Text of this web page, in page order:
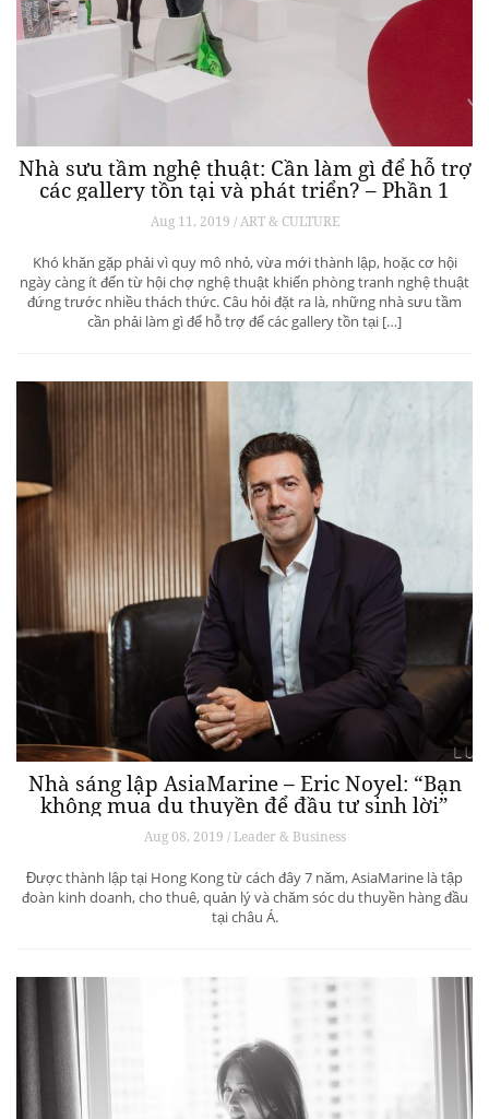
Nhà sưu tầm nghệ thuật: Cần làm gì để hỗ trợ
các gallery tồn tại và phát triển? – Phần 1
Aug 11, 2019 / ART & CULTURE
Khó khăn gặp phải vì quy mô nhỏ, vừa mới thành lập, hoặc cơ hội
ngày càng ít đến từ hội chợ nghệ thuật khiến phòng tranh nghệ thuật
đứng trước nhiều thách thức. Câu hỏi đặt ra là, những nhà sưu tầm
cần phải làm gì để hỗ trợ để các gallery tồn tại […]
Nhà sáng lập AsiaMarine – Eric Noyel: “Bạn
không mua du thuyền để đầu tư sinh lời”
Aug 08, 2019 / Leader & Business
Được thành lập tại Hong Kong từ cách đây 7 năm, AsiaMarine là tập
đoàn kinh doanh, cho thuê, quản lý và chăm sóc du thuyền hàng đầu
tại châu Á.